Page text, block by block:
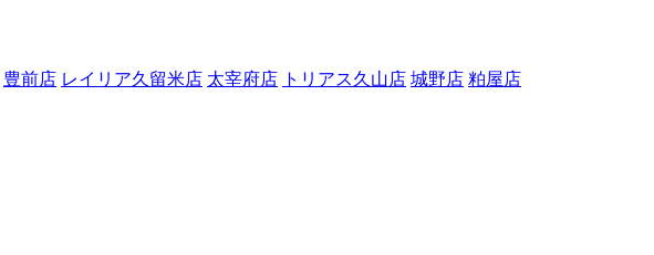
豊前店 レイリア久留米店 太宰府店 トリアス久山店 城野店 粕屋店